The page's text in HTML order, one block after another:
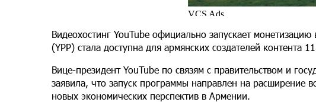
Видеохостинг YouTube официально запускает
(YPP) стала доступна для армянских создателей контента
Вице-президент YouTube по связям с правительством и
заявила, что запуск программы направлен на расширение
новых экономических перспектив в Армении.